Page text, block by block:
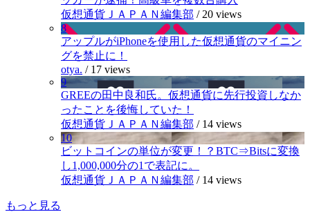
仮想通貨ＪＡＰＡＮ編集部 / 20 views
8
アップルがiPhoneを使用した仮想通貨のマイニン
グを禁止に！
otya. / 17 views
9
GREEの田中良和氏。仮想通貨に先行投資しなか
ったことを後悔していた！
仮想通貨ＪＡＰＡＮ編集部 / 14 views
10
ビットコインの単位が変更！？BTC⇒Bitsに変換
し1,000,000分の1で表記に。
仮想通貨ＪＡＰＡＮ編集部 / 14 views
もっと見る